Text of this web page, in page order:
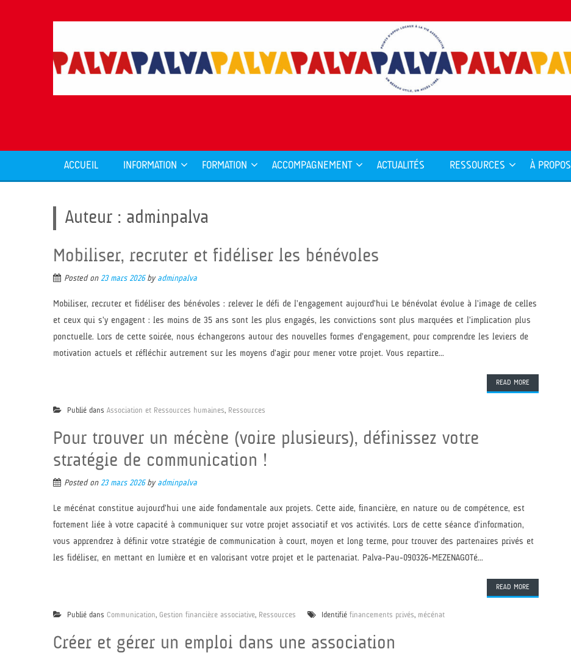
ACCUEIL INFORMATION FORMATION ACCOMPAGNEMENT ACTUALITÉS RESSOURCES À PROPOS
Auteur : adminpalva
Mobiliser, recruter et fidéliser les bénévoles
Posted on 23 mars 2026by adminpalva
Mobiliser, recruter et fidéliser des bénévoles : relever le défi de l’engagement aujourd’hui Le bénévolat évolue à l’image de celles
et ceux qui s’y engagent : les moins de 35 ans sont les plus engagés, les convictions sont plus marquées et l’implication plus
ponctuelle. Lors de cette soirée, nous échangerons autour des nouvelles formes d’engagement, pour comprendre les leviers de
motivation actuels et réfléchir autrement sur les moyens d’agir pour mener votre projet. Vous repartire...
READ MORE
Publié dans Association et Ressources humaines, Ressources
Pour trouver un mécène (voire plusieurs), définissez votre
stratégie de communication !
Posted on 23 mars 2026by adminpalva
Le mécénat constitue aujourd’hui une aide fondamentale aux projets. Cette aide, financière, en nature ou de compétence, est
fortement liée à votre capacité à communiquer sur votre projet associatif et vos activités. Lors de cette séance d’information,
vous apprendrez à définir votre stratégie de communication à court, moyen et long terme, pour trouver des partenaires privés et
les fidéliser, en mettant en lumière et en valorisant votre projet et le partenariat. Palva-Pau-090326-MEZENAGOTé...
READ MORE
Publié dans Communication, Gestion financière associative, Ressources Identifié financements privés, mécénat
Créer et gérer un emploi dans une association